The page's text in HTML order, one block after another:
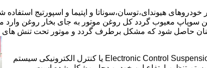
سوپاپ معیوب گردد کل روغن موتور به جای بخار روغن
حاصل شود که مشکل برطرف گردد و موتور تحت تنش های
خطای ECS هیوندای:عبارت ECS مخفف Electronic Control Suspension یا کنترل الکترونیکی سیستم